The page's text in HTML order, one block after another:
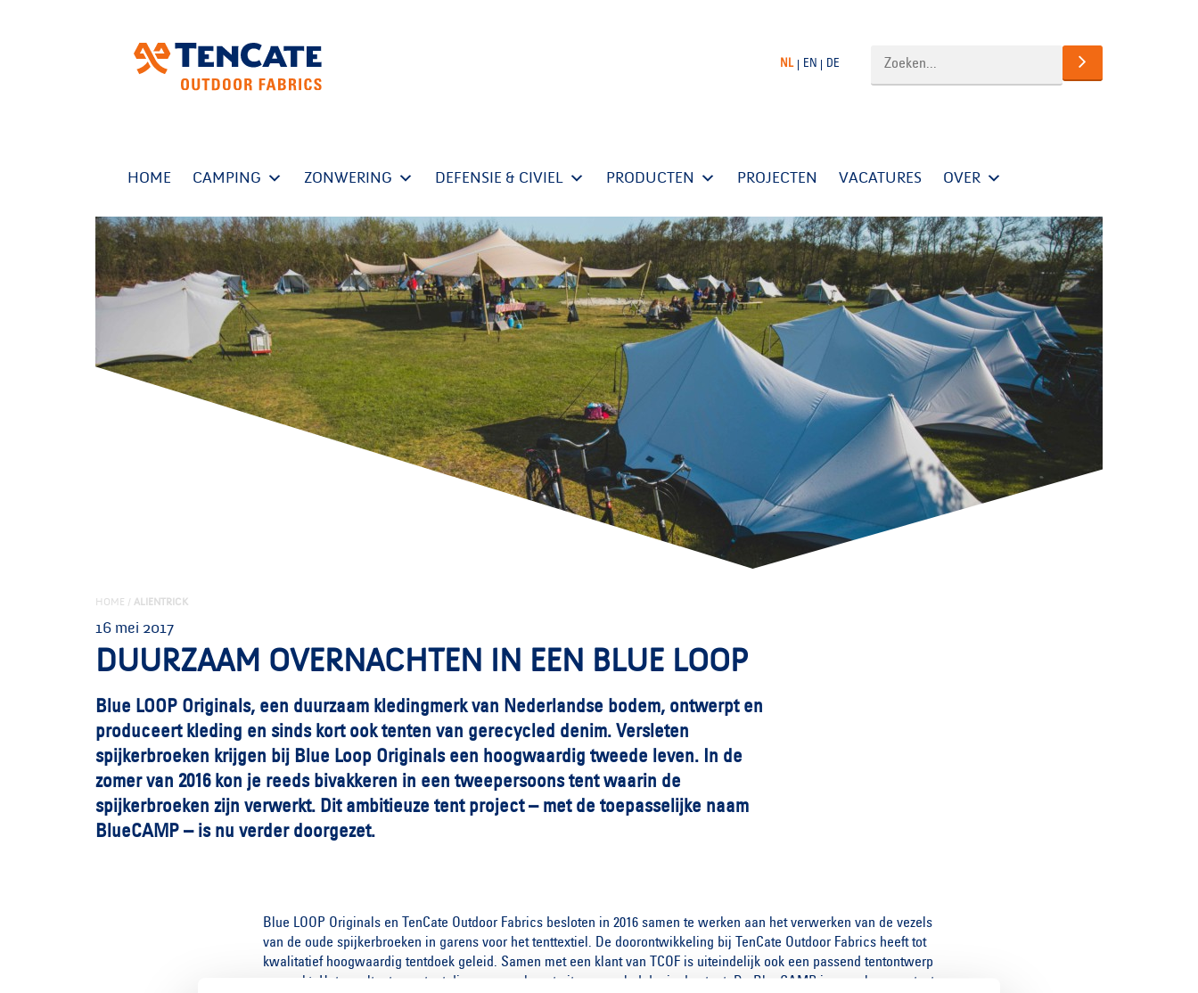
NL EN DE
HOME CAMPING ZONWERING DEFENSIE & CIVIEL PRODUCTEN PROJECTEN VACATURES OVER
HOME / ALIENTRICK
16 mei 2017
DUURZAAM OVERNACHTEN IN EEN BLUE LOOP
Blue LOOP Originals, een duurzaam kledingmerk van Nederlandse bodem, ontwerpt en
produceert kleding en sinds kort ook tenten van gerecycled denim. Versleten
spijkerbroeken krijgen bij Blue Loop Originals een hoogwaardig tweede leven. In de
zomer van 2016 kon je reeds bivakkeren in een tweepersoons tent waarin de
spijkerbroeken zijn verwerkt. Dit ambitieuze tent project – met de toepasselijke naam
BlueCAMP – is nu verder doorgezet.
Blue LOOP Originals en TenCate Outdoor Fabrics besloten in 2016 samen te werken aan het verwerken van de vezels
van de oude spijkerbroeken in garens voor het tenttextiel. De doorontwikkeling bij TenCate Outdoor Fabrics heeft tot
kwalitatief hoogwaardig tentdoek geleid. Samen met een klant van TCOF is uiteindelijk ook een passend tentontwerp
gemaakt. Het resultaat: een tent die voor een kwart uit gerecycled denim bestaat. De BlueCAMP is vervolgens getest